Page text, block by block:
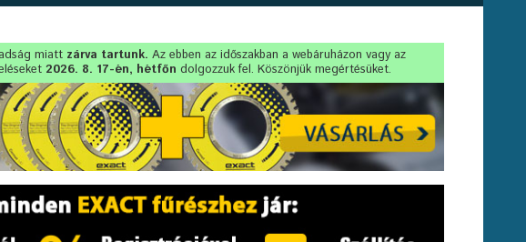
miatt zárva tartunk. Az ebben az időszakban a webáruházon vagy az
2026. 8. 17-én, hétfőn dolgozzuk fel. Köszönjük megértésüket.